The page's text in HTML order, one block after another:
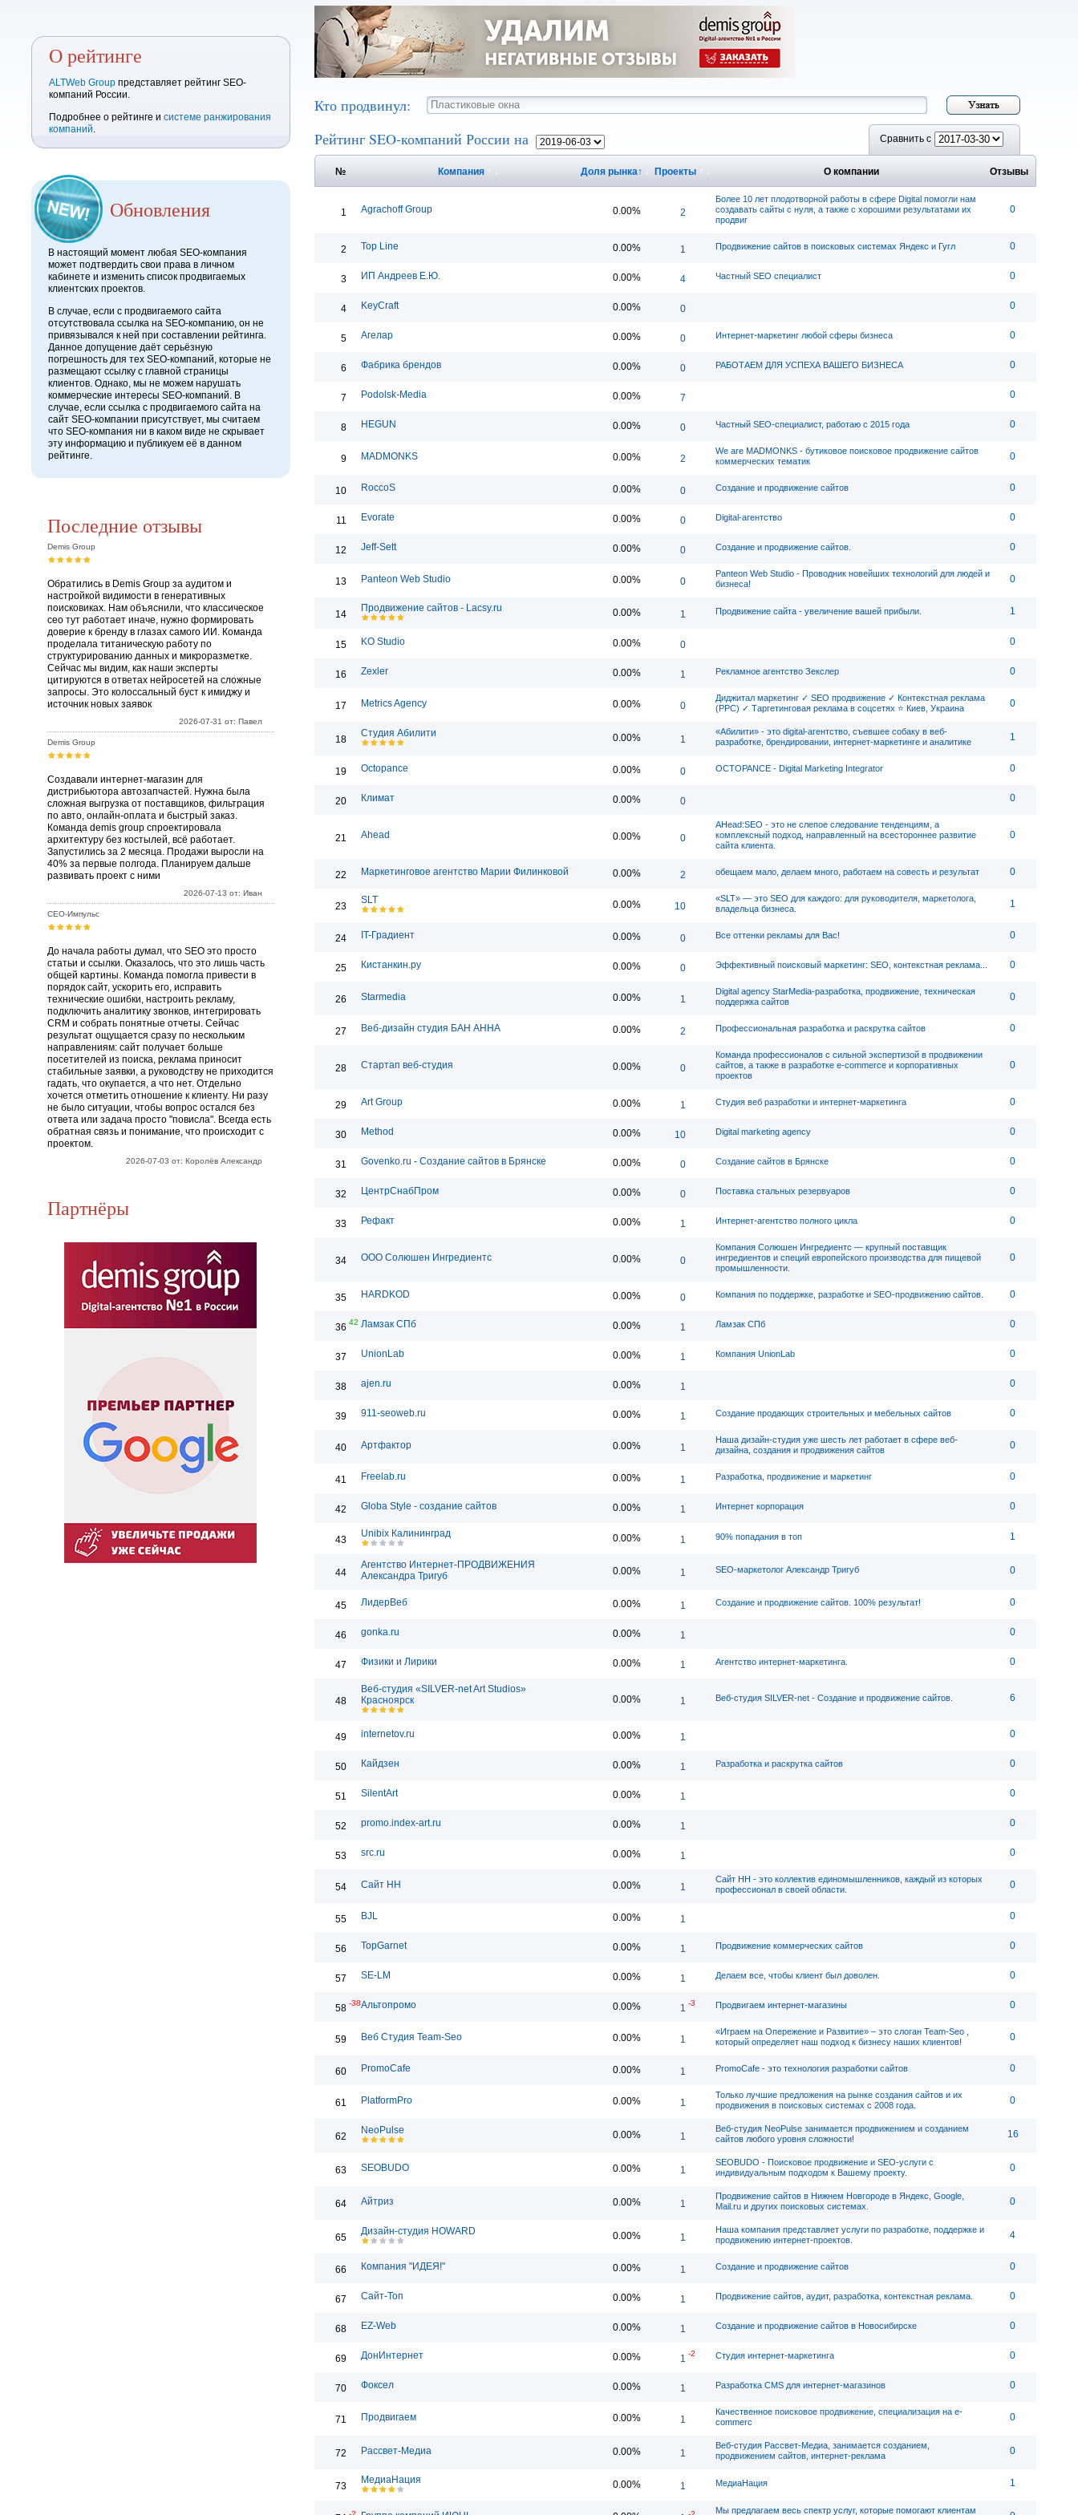
О рейтинге
ALTWeb Group представляет рейтинг SEO-
компаний России.
Подробнее о рейтинге и системе ранжирования
компаний.
Обновления
В настоящий момент любая SEO-компания
может подтвердить свои права в личном
кабинете и изменить список продвигаемых
клиентских проектов.
В случае, если с продвигаемого сайта
отсутствовала ссылка на SEO-компанию, он не
привязывался к ней при составлении рейтинга.
Данное допущение даёт серьёзную
погрешность для тех SEO-компаний, которые не
размещают ссылку с главной страницы
клиентов. Однако, мы не можем нарушать
коммерческие интересы SEO-компаний. В
случае, если ссылка с продвигаемого сайта на
сайт SEO-компании присутствует, мы считаем
что SEO-компания ни в каком виде не скрывает
эту информацию и публикуем её в данном
рейтинге.
Последние отзывы
Demis Group
Обратились в Demis Group за аудитом и
настройкой видимости в генеративных
поисковиках. Нам объяснили, что классическое
сео тут работает иначе, нужно формировать
доверие к бренду в глазах самого ИИ. Команда
проделала титаническую работу по
структурированию данных и микроразметке.
Сейчас мы видим, как наши эксперты
цитируются в ответах нейросетей на сложные
запросы. Это колоссальный буст к имиджу и
источник новых заявок
2026-07-31 от: Павел
Demis Group
Создавали интернет-магазин для
дистрибьютора автозапчастей. Нужна была
сложная выгрузка от поставщиков, фильтрация
по авто, онлайн-оплата и быстрый заказ.
Команда demis group спроектировала
архитектуру без костылей, всё работает.
Запустились за 2 месяца. Продажи выросли на
40% за первые полгода. Планируем дальше
развивать проект с ними
2026-07-13 от: Иван
СЕО-Импульс
До начала работы думал, что SEO это просто
статьи и ссылки. Оказалось, что это лишь часть
общей картины. Команда помогла привести в
порядок сайт, ускорить его, исправить
технические ошибки, настроить рекламу,
подключить аналитику звонков, интегрировать
CRM и собрать понятные отчеты. Сейчас
результат ощущается сразу по нескольким
направлениям: сайт получает больше
посетителей из поиска, реклама приносит
стабильные заявки, а руководству не приходится
гадать, что окупается, а что нет. Отдельно
хочется отметить отношение к клиенту. Ни разу
не было ситуации, чтобы вопрос остался без
ответа или задача просто "повисла". Всегда есть
обратная связь и понимание, что происходит с
проектом.
2026-07-03 от: Королёв Александр
Партнёры
Кто продвинул:
Рейтинг SEO-компаний России на
Сравнить с
№ Компания Доля рынка↑ Проекты О компании Отзывы
1 Agrachoff Group 0.00% 2
Более 10 лет плодотворной работы в сфере Digital помогли нам
создавать сайты с нуля, а также с хорошими результатами их
продвиг
0
2 Top Line 0.00% 1 Продвижение сайтов в поисковых системах Яндекс и Гугл 0
3 ИП Андреев Е.Ю. 0.00% 4 Частный SEO специалист 0
4 KeyCraft 0.00% 0 0
5 Агелар 0.00% 0 Интернет-маркетинг любой сферы бизнеса 0
6 Фабрика брендов 0.00% 0 РАБОТАЕМ ДЛЯ УСПЕХА ВАШЕГО БИЗНЕСА 0
7 Podolsk-Media 0.00% 7 0
8 HEGUN 0.00% 0 Частный SEO-специалист, работаю с 2015 года 0
9 MADMONKS 0.00% 2
We are MADMONKS - бутиковое поисковое продвижение сайтов
коммерческих тематик
0
10 RoccoS 0.00% 0 Создание и продвижение сайтов 0
11 Evorate 0.00% 0 Digital-агентство 0
12 Jeff-Sett 0.00% 0 Создание и продвижение сайтов. 0
13 Panteon Web Studio 0.00% 0
Panteon Web Studio - Проводник новейших технологий для людей и
бизнеса!
0
14
Продвижение сайтов - Lacsy.ru 0.00% 1 Продвижение сайта - увеличение вашей прибыли. 1
15 KO Studio 0.00% 0 0
16 Zexler 0.00% 1 Рекламное агентство Зекслер 0
17 Metrics Agency 0.00% 0
Диджитал маркетинг ✓ SEO продвижение ✓ Контекстная реклама
(PPC) ✓ Таргетинговая реклама в соцсетях ⭐ Киев, Украина
0
18
Студия Абилити 0.00% 1
«Абилити» - это digital-агентство, съевшее собаку в веб-
разработке, брендировании, интернет-маркетинге и аналитике
1
19 Octopance 0.00% 0 OCTOPANCE - Digital Marketing Integrator 0
20 Климат 0.00% 0 0
21 Ahead 0.00% 0
AHead:SEO - это не слепое следование тенденциям, а
комплексный подход, направленный на всестороннее развитие
сайта клиента.
0
22 Маркетинговое агентство Марии Филинковой 0.00% 2 обещаем мало, делаем много, работаем на совесть и результат 0
23
SLT 0.00% 10
«SLT» — это SEO для каждого: для руководителя, маркетолога,
владельца бизнеса.
1
24 IT-Градиент 0.00% 0 Все оттенки рекламы для Вас! 0
25 Кистанкин.ру 0.00% 0 Эффективный поисковый маркетинг: SEO, контекстная реклама... 0
26 Starmedia 0.00% 1
Digital agency StarMedia-разработка, продвижение, техническая
поддержка сайтов
0
27 Веб-дизайн студия БАН АННА 0.00% 2 Профессиональная разработка и раскрутка сайтов 0
28 Стартап веб-студия 0.00% 0
Команда профессионалов с сильной экспертизой в продвижении
сайтов, а также в разработке e-commerce и корпоративных
проектов
0
29 Art Group 0.00% 1 Студия веб разработки и интернет-маркетинга 0
30 Method 0.00% 10 Digital marketing agency 0
31 Govenko.ru - Создание сайтов в Брянске 0.00% 0 Создание сайтов в Брянске 0
32 ЦентрСнабПром 0.00% 0 Поставка стальных резервуаров 0
33 Рефакт 0.00% 1 Интернет-агентство полного цикла 0
34 ООО Солюшен Ингредиентс 0.00% 0
Компания Солюшен Ингредиентс — крупный поставщик
ингредиентов и специй европейского производства для пищевой
промышленности.
0
35 HARDKOD 0.00% 0 Компания по поддержке, разработке и SEO-продвижению сайтов. 0
36 42 Ламзак СПб 0.00% 1 Ламзак СПб 0
37 UnionLab 0.00% 1 Компания UnionLab 0
38 ajen.ru 0.00% 1 0
39 911-seoweb.ru 0.00% 1 Создание продающих строительных и мебельных сайтов 0
40 Артфактор 0.00% 1
Наша дизайн-студия уже шесть лет работает в сфере веб-
дизайна, создания и продвижения сайтов
0
41 Freelab.ru 0.00% 1 Разработка, продвижение и маркетинг 0
42 Globa Style - создание сайтов 0.00% 1 Интернет корпорация 0
43
Unibix Калининград 0.00% 1 90% попадания в топ 1
44
Агентство Интернет-ПРОДВИЖЕНИЯ
Александра Тригуб
0.00% 1 SEO-маркетолог Александр Тригуб 0
45 ЛидерВеб 0.00% 1 Создание и продвижение сайтов. 100% результат! 0
46 gonka.ru 0.00% 1 0
47 Физики и Лирики 0.00% 1 Агентство интернет-маркетинга. 0
48
Веб-студия «SILVER-net Art Studios»
Красноярск
0.00% 1 Веб-студия SILVER-net - Создание и продвижение сайтов. 6
49 internetov.ru 0.00% 1 0
50 Кайдзен 0.00% 1 Разработка и раскрутка сайтов 0
51 SilentArt 0.00% 1 0
52 promo.index-art.ru 0.00% 1 0
53 src.ru 0.00% 1 0
54 Сайт НН 0.00% 1
Сайт НН - это коллектив единомышленников, каждый из которых
профессионал в своей области.
0
55 BJL 0.00% 1 0
56 TopGarnet 0.00% 1 Продвижение коммерческих сайтов 0
57 SE-LM 0.00% 1 Делаем все, чтобы клиент был доволен. 0
58 -38Альтопромо 0.00% 1 -3 Продвигаем интернет-магазины 0
59 Веб Студия Team-Seo 0.00% 1
«Играем на Опережение и Развитие» – это слоган Team-Seo ,
который определяет наш подход к бизнесу наших клиентов!
0
60 PromoCafe 0.00% 1 PromoCafe - это технология разработки сайтов 0
61 PlatformPro 0.00% 1
Только лучшие предложения на рынке создания сайтов и их
продвижения в поисковых системах с 2008 года.
0
62
NeoPulse 0.00% 1
Веб-студия NeoPulse занимается продвижением и созданием
сайтов любого уровня сложности!
16
63 SEOBUDO 0.00% 1
SEOBUDO - Поисковое продвижение и SEO-услуги с
индивидуальным подходом к Вашему проекту.
0
64 Айтриз 0.00% 1
Продвижение сайтов в Нижнем Новгороде в Яндекс, Google,
Mail.ru и других поисковых системах.
0
65
Дизайн-студия HOWARD 0.00% 1
Наша компания представляет услуги по разработке, поддержке и
продвижению интернет-проектов.
4
66 Компания "ИДЕЯ!" 0.00% 1 Создание и продвижение сайтов 0
67 Сайт-Топ 0.00% 1 Продвижение сайтов, аудит, разработка, контекстная реклама. 0
68 EZ-Web 0.00% 1 Создание и продвижение сайтов в Новосибирске 0
69 ДонИнтернет 0.00% 1 -2 Студия интернет-маркетинга 0
70 Фоксел 0.00% 1 Разработка CMS для интернет-магазинов 0
71 Продвигаем 0.00% 1
Качественное поисковое продвижение, специализация на e-
commerc
0
72 Рассвет-Медиа 0.00% 1
Веб-студия Рассвет-Медиа, занимается созданием,
продвижением сайтов, интернет-реклама
0
73
МедиаНация 0.00% 1 МедиаНация 1
Мы предлагаем весь спектр услуг, которые помогают клиентам